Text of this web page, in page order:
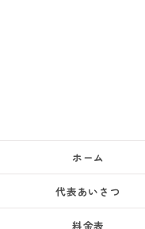
ホーム
代表あいさつ
料金表